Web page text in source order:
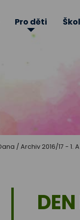
Pro děti
/ Archiv 2016/17 - 1. A